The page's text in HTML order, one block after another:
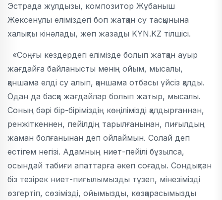
Эстрада жұлдызы, композитор Жұбаныш
Жексенұлы еліміздегі боп жатқан су тасқынына
халықты кінәлады, жеп жазады KYN.KZ тілшісі.
«Соңғы кездердегі елімізде болып жатқан ауыр
жағдайға байланысты менің ойым, мысалы,
қаншама елді су алып, қаншама отбасы үйсіз қалды.
Одан да басқа жағдайлар болып жатыр, мысалы.
Соның бәрі бір-біріміздің көңілімізді қалдырғаннан,
ренжіткеннен, пейілдің тарылғанынан, пиғылдың
жаман болғанынан деп ойлаймын. Солай деп
естігем негізі. Адамның ниет-пейілі бұзылса,
осындай табиғи апаттарға әкеп соғады. Сондықтан
біз тезірек ниет-пиғылымызды түзеп, мінезімізді
өзгертіп, сөзімізді, ойымызды, көзқарасымызды